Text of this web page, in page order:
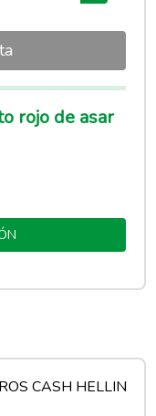
rojo de asar
CASH HELLIN